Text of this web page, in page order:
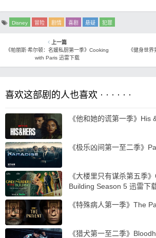
Disney 冒险 剧情 喜剧 悬疑 犯罪
上一篇
《帕丽斯·希尔顿：名媛私厨第一季》Cooking
with Paris 迅雷下载
《健身世
喜欢这部剧的人也喜欢 · · · · · ·
《他和她的谎第一季》His
《极乐凶间第一至二季》
《大楼里只有谋杀第五季
Building Season 5 迅雷下
《特殊病人第一季》The
《猎犬第一至二季》